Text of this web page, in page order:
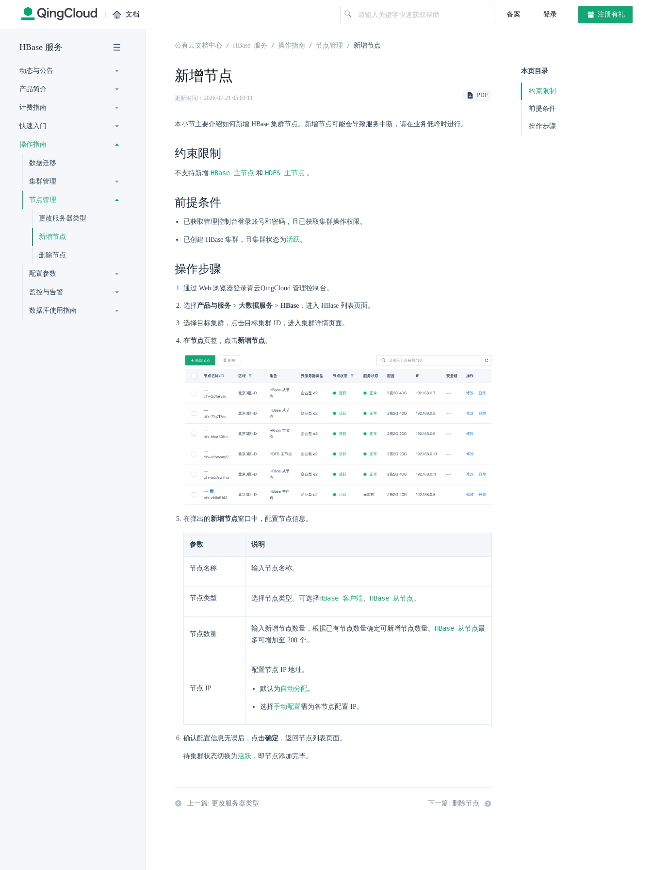
| 文档 备案 登录 注册有礼
HBase 服务
动态与公告
产品简介
计费指南
快速入门
操作指南
数据迁移
集群管理
节点管理
更改服务器类型
新增节点
删除节点
配置参数
监控与告警
数据库使用指南
公有云文档中心 HBase 服务 操作指南 节点管理 新增节点
新增节点
更新时间：2026-07-21 05:03:11 PDF
本小节主要介绍如何新增 HBase 集群节点。新增节点可能会导致服务中断，请在业务低峰时进行。
约束限制
不支持新增 HBase 主节点 和 HDFS 主节点 。
前提条件
已获取管理控制台登录账号和密码，且已获取集群操作权限。
已创建 HBase 集群，且集群状态为活跃。
操作步骤
通过 Web 浏览器登录青云QingCloud 管理控制台。
选择产品与服务 > 大数据服务 > HBase ，进入 HBase 列表页面。
选择目标集群，点击目标集群 ID，进入集群详情页面。
在节点页签，点击新增节点。
在弹出的新增节点窗口中，配置节点信息。
参数 说明
节点名称 输入节点名称。
节点类型 选择节点类型。可选择HBase 客户端、 HBase 从节点。
节点数量
输入新增节点数量，根据已有节点数量确定可新增节点数量。 HBase 从节点最
多可增加至 200 个。
节点 IP
配置节点 IP 地址。
默认为 自动分配。
选择手动配置需为各节点配置 IP。
确认配置信息无误后，点击确定 ，返回节点列表页面。
待集群状态切换为活跃 ，即节点添加完毕。
上一篇: 更改服务器类型 下一篇: 删除节点
本页目录
约束限制
前提条件
操作步骤